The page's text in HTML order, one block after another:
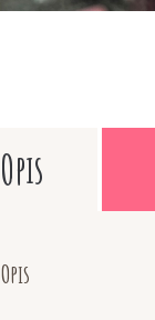
Opis
Opis